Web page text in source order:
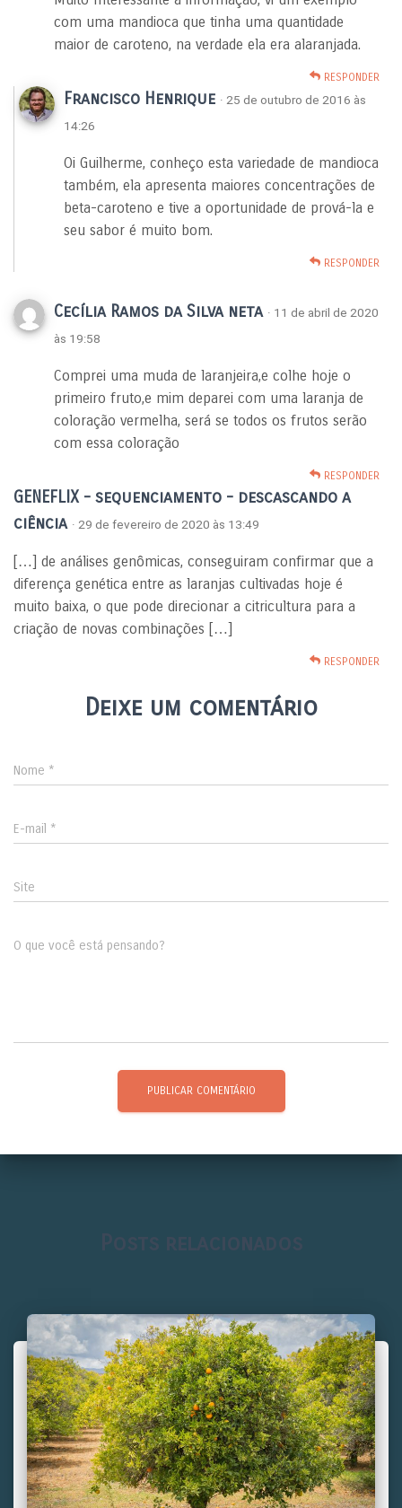
com uma mandioca que tinha uma quantidade
maior de caroteno, na verdade ela era alaranjada.
RESPONDER
Francisco Henrique · 25 de outubro de 2016 às
14:26
Oi Guilherme, conheço esta variedade de mandioca
também, ela apresenta maiores concentrações de
beta-caroteno e tive a oportunidade de prová-la e
seu sabor é muito bom.
RESPONDER
Cecília Ramos da Silva neta · 11 de abril de 2020
às 19:58
Comprei uma muda de laranjeira,e colhe hoje o
primeiro fruto,e mim deparei com uma laranja de
coloração vermelha, será se todos os frutos serão
com essa coloração
RESPONDER
GENEFLIX - sequenciamento - descascando a
ciência · 29 de fevereiro de 2020 às 13:49
[…] de análises genômicas, conseguiram confirmar que a
diferença genética entre as laranjas cultivadas hoje é
muito baixa, o que pode direcionar a citricultura para a
criação de novas combinações […]
RESPONDER
Deixe um comentário
Nome *
E-mail *
Site
O que você está pensando?